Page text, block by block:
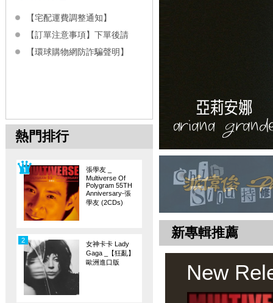
【宅配運費調整通知】
【訂單注意事項】下單後請
【環球購物網防詐騙聲明】
熱門排行
張學友 _
Multiverse Of
Polygram 55TH
Anniversary-張
學友 (2CDs)
女神卡卡 Lady
Gaga _【狂亂】
歐洲進口版
2 新專輯推薦
New